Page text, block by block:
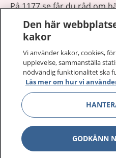
På 1177.se får du råd om
sjukdomar och vilka
Logga in för att läsa din
vårdärenden. Ring
sjukvårdsrådgivning
1177 ger dig råd när du
1177 på flera språk
Den här
kakor
Vi använder kakor, cookies,
upplevelse, sammanställa
nödvändig funktionalitet ska
Läs mer om hur vi
GODKÄNN